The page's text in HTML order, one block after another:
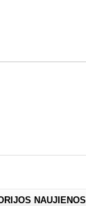
NAUJIENOS